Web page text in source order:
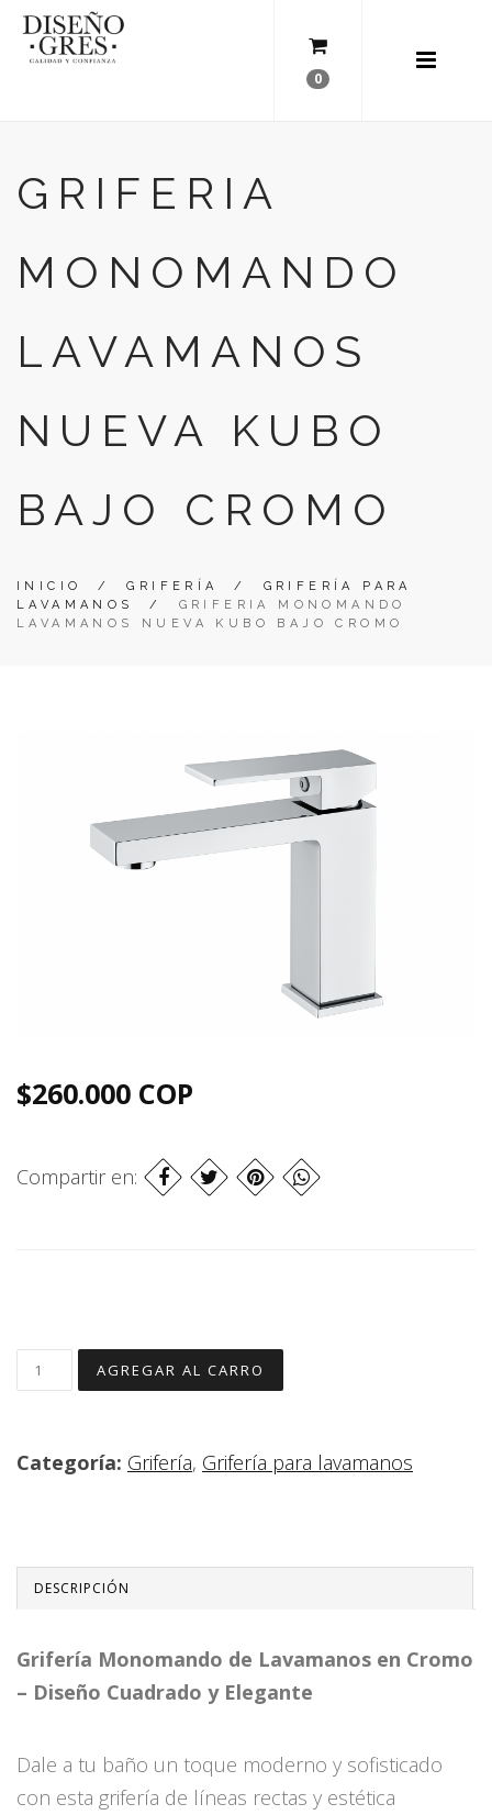
0
GRIFERIA
MONOMANDO
LAVAMANOS
NUEVA KUBO
BAJO CROMO
INICIO /GRIFERÍA / GRIFERÍA PARA
LAVAMANOS
/ GRIFERIA MONOMANDO
LAVAMANOS NUEVA KUBO BAJO CROMO
$260.000 COP
Compartir en:
Categoría: Grifería, Grifería para lavamanos
DESCRIPCIÓN
Grifería Monomando de Lavamanos en Cromo
– Diseño Cuadrado y Elegante
Dale a tu baño un toque moderno y sofisticado
con esta grifería de líneas rectas y estética